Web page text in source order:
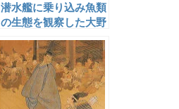
潜水艦に乗り込み魚類
の生態を観察した大野
麦風